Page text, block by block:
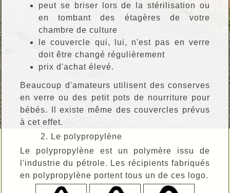
peut se briser lors de la stérilisation ou
en tombant des étagères de votre
chambre de culture
le couvercle qui, lui, n'est pas en verre
doit être changé régulièrement
prix d'achat élevé.
Beaucoup d'amateurs utilisent des conserves
en verre ou des petit pots de nourriture pour
bébés. Il existe même des couvercles prévus
à cet effet.
2. Le polypropylène
Le polypropylène est un polymère issu de
l'industrie du pétrole. Les récipients fabriqués
en polypropylène portent tous un de ces logo.